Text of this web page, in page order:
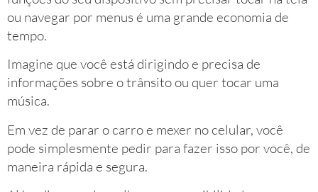
ou navegar por menus é uma grande economia de
tempo.
Imagine que você está dirigindo e precisa de
informações sobre o trânsito ou quer tocar uma
música.
Em vez de parar o carro e mexer no celular, você
pode simplesmente pedir para fazer isso por você, de
maneira rápida e segura.